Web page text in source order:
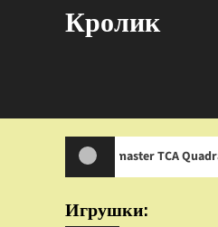
Кролик
TCA Quadrant Add-on
Игрушки: